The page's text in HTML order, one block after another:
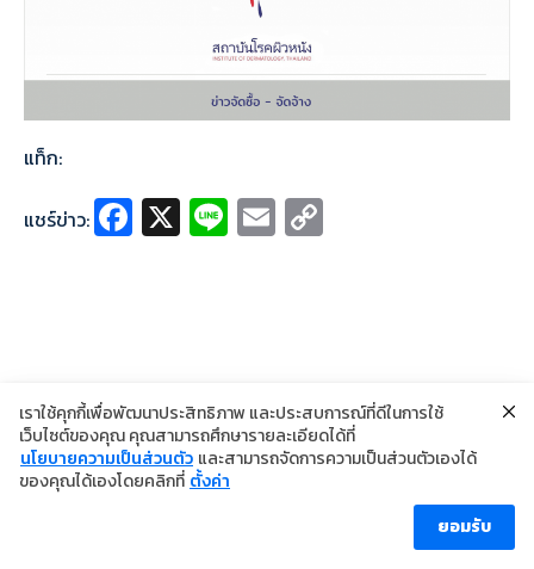
แท็ก:
แชร์ข่าว: Fa
ce
k
X Li
n
E
m
n
k
©2024 Copyright Institute of Dermatology Thailand
นโยบายการคุ้มครองข้อมูลส่วนบุคคล
ผู้เข้าชม [ahc_total_visits]
เราใช้คุกกี้เพื่อพัฒนาประสิทธิภาพ และประสบการณ์ที่ดีในการใช้
เว็บไซต์ของคุณ คุณสามารถศึกษารายละเอียดได้ที่
นโยบายความเป็นส่วนตัว และสามารถจัดการความเป็นส่วนตัวเองได้
ของคุณได้เองโดยคลิกที่ ตั้งค่า
ยอมรับ